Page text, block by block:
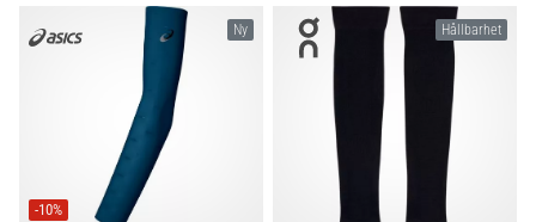
drabbas
alla
Ny
-10%
Hållbarhet